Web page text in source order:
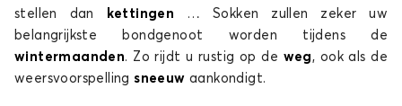
stellen dan
kettingen
… Sokken zullen zeker uw
belangrijkste bondgenoot worden tijdens de
wintermaanden. Zo rijdt u rustig op de weg, ook als de
weersvoorspelling sneeuwaankondigt.